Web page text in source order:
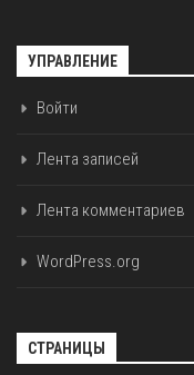
УПРАВЛЕНИЕ
Войти
Лента записей
Лента комментариев
WordPress.org
СТРАНИЦЫ